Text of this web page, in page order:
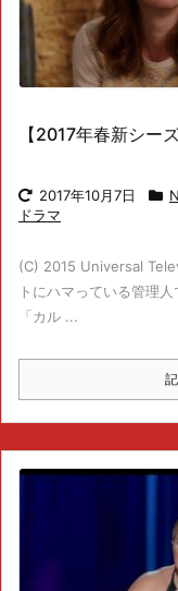
【2017年春新シー
2017年10月7日
ドラマ
(C) 2015 Universal
トにハマっている管理
「カル ...